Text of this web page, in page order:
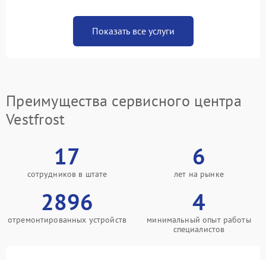
Показать все услуги
Преимущества сервисного центра
Vestfrost
17
сотрудников в штате
6
лет на рынке
2896
отремонтированных устройств
4
минимальный опыт работы
специалистов